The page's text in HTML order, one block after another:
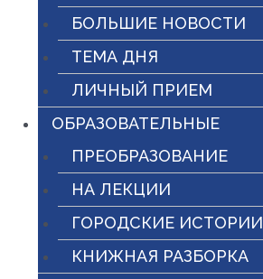
БОЛЬШИЕ НОВОСТИ
ТЕМА ДНЯ
ЛИЧНЫЙ ПРИЕМ
ОБРАЗОВАТЕЛЬНЫЕ
ПРЕОБРАЗОВАНИЕ
НА ЛЕКЦИИ
ГОРОДСКИЕ ИСТОРИИ
КНИЖНАЯ РАЗБОРКА